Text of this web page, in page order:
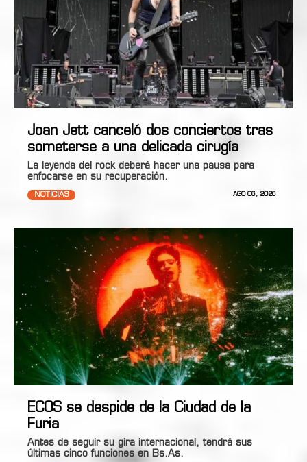
Joan Jett canceló dos conciertos tras
someterse a una delicada cirugía
La leyenda del rock deberá hacer una pausa para
enfocarse en su recuperación.
NOTICIAS AGO 06, 2026
ECOS se despide de la Ciudad de la
Furia
Antes de seguir su gira internacional, tendrá sus
últimas cinco funciones en Bs.As.